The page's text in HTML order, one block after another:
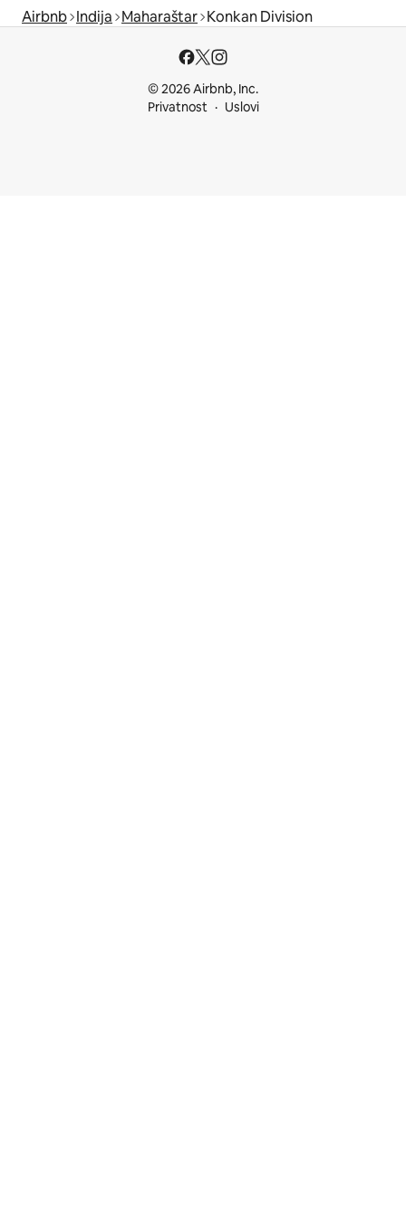
Airbnb Indija Maharaštar Konkan Division
© 2026 Airbnb, Inc.
Privatnost
Uslovi